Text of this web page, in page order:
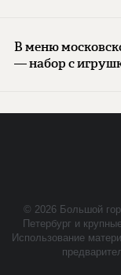
В меню
— набор с
© 2026 Большой
Петербург и
Использование